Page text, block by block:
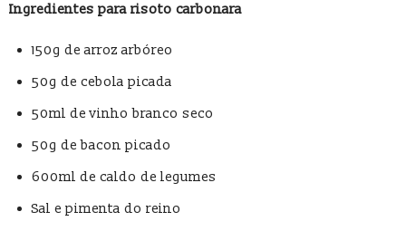
Ingredientes para risoto carbonara
150g de arroz arbóreo
50g de cebola picada
50ml de vinho branco seco
50g de bacon picado
600ml de caldo de legumes
Sal e pimenta do reino